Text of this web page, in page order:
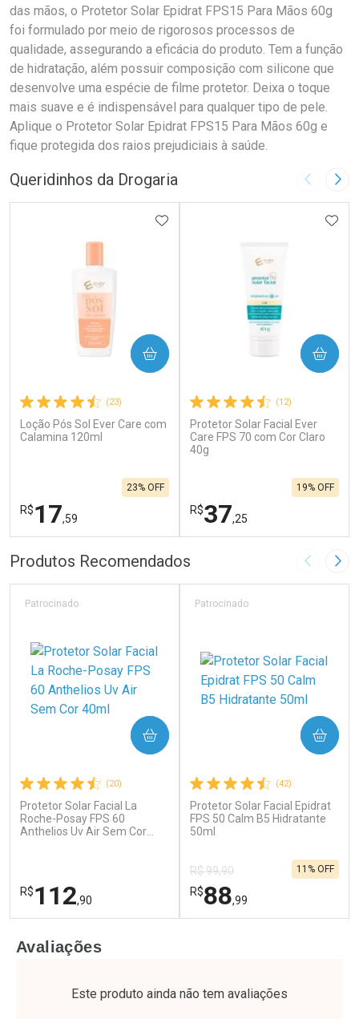
das mãos, o Protetor Solar Epidrat FPS15 Para Mãos 60g
foi formulado por meio de rigorosos processos de
qualidade, assegurando a eficácia do produto. Tem a função
de hidratação, além possuir composição com silicone que
desenvolve uma espécie de filme protetor. Deixa o toque
mais suave e é indispensável para qualquer tipo de pele.
Aplique o Protetor Solar Epidrat FPS15 Para Mãos 60g e
fique protegida dos raios prejudiciais à saúde.
Queridinhos da Drogaria Imagem
(23)
Loção Pós Sol Ever Care com
Calamina 120ml
R$17,59
23% OFF
ADICIONAR AOS FAVORITOS
COMPRAR
FECHAR
Laboratório
Ativar Desconto
FECHAR
Por Menos
Comprar sem Desconto
(12)
Protetor Solar Facial Ever
Care FPS 70 com Cor Claro
40g
R$37,25
19% OFF
COMPRAR
Laboratório
Ativar Desconto
Por R$ 37,25/cada
Por Menos
Comprar sem Desconto
Produtos Recomendados Imagem
(20)
Protetor Solar Facial La
Roche-Posay FPS 60
Anthelios Uv Air Sem Cor
Patrocinado
R$112,90
COMPRAR
Dermaclub
Por Menos
(42)
Protetor Solar Facial Epidrat
FPS 50 Calm B5 Hidratante
50ml
Patrocinado
R$ 99,90
R$88,99
11% OFF
COMPRAR
Laboratório
Por Menos
Avaliações
Este produto ainda não tem avaliações